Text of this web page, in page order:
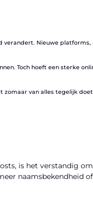
Nieuwe
Toch hoeft een sterke
van alles tegelijk
is het verstandig
naamsbekendheid